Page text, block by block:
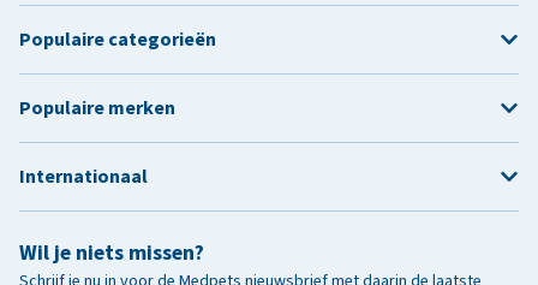
Wil je niets missen?
Populaire categorieën
Populaire merken
Internationaal